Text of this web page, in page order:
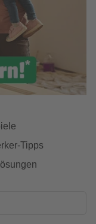
Tipps